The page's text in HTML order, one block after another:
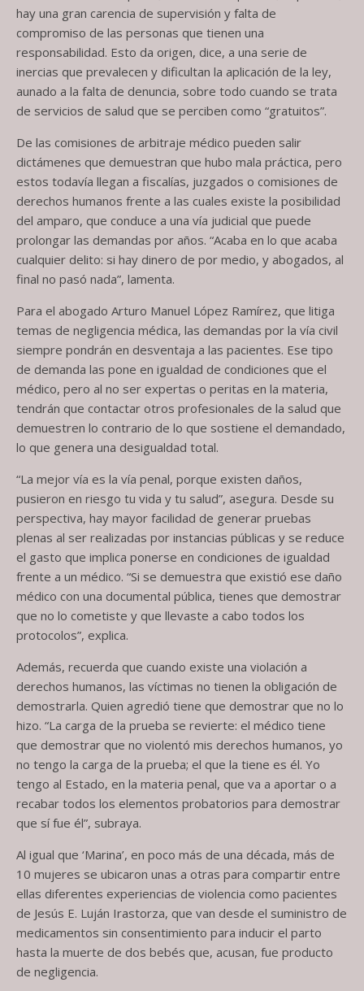
hay una gran carencia de supervisión y falta de
compromiso de las personas que tienen una
responsabilidad. Esto da origen, dice, a una serie de
inercias que prevalecen y dificultan la aplicación de la ley,
aunado a la falta de denuncia, sobre todo cuando se trata
de servicios de salud que se perciben como “gratuitos”.
De las comisiones de arbitraje médico pueden salir
dictámenes que demuestran que hubo mala práctica, pero
estos todavía llegan a fiscalías, juzgados o comisiones de
derechos humanos frente a las cuales existe la posibilidad
del amparo, que conduce a una vía judicial que puede
prolongar las demandas por años. “Acaba en lo que acaba
cualquier delito: si hay dinero de por medio, y abogados, al
final no pasó nada”, lamenta.
Para el abogado Arturo Manuel López Ramírez, que litiga
temas de negligencia médica, las demandas por la vía civil
siempre pondrán en desventaja a las pacientes. Ese tipo
de demanda las pone en igualdad de condiciones que el
médico, pero al no ser expertas o peritas en la materia,
tendrán que contactar otros profesionales de la salud que
demuestren lo contrario de lo que sostiene el demandado,
lo que genera una desigualdad total.
“La mejor vía es la vía penal, porque existen daños,
pusieron en riesgo tu vida y tu salud”, asegura. Desde su
perspectiva, hay mayor facilidad de generar pruebas
plenas al ser realizadas por instancias públicas y se reduce
el gasto que implica ponerse en condiciones de igualdad
frente a un médico. “Si se demuestra que existió ese daño
médico con una documental pública, tienes que demostrar
que no lo cometiste y que llevaste a cabo todos los
protocolos”, explica.
Además, recuerda que cuando existe una violación a
derechos humanos, las víctimas no tienen la obligación de
demostrarla. Quien agredió tiene que demostrar que no lo
hizo. “La carga de la prueba se revierte: el médico tiene
que demostrar que no violentó mis derechos humanos, yo
no tengo la carga de la prueba; el que la tiene es él. Yo
tengo al Estado, en la materia penal, que va a aportar o a
recabar todos los elementos probatorios para demostrar
que sí fue él”, subraya.
Al igual que ‘Marina’, en poco más de una década, más de
10 mujeres se ubicaron unas a otras para compartir entre
ellas diferentes experiencias de violencia como pacientes
de Jesús E. Luján Irastorza, que van desde el suministro de
medicamentos sin consentimiento para inducir el parto
hasta la muerte de dos bebés que, acusan, fue producto
de negligencia.